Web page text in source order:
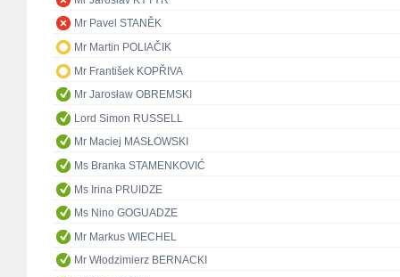
Mr Pavel STANĚK
Mr Martin POLIAČIK
Mr František KOPŘIVA
Mr Jarosław OBREMSKI
Lord Simon RUSSELL
Mr Maciej MASŁOWSKI
Ms Branka STAMENKOVIĆ
Ms Irina PRUIDZE
Ms Nino GOGUADZE
Mr Markus WIECHEL
Mr Włodzimierz BERNACKI